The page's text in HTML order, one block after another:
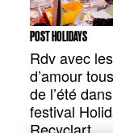
POST HOLIDAYS
Rdv avec
d’amour
de l’été
festival